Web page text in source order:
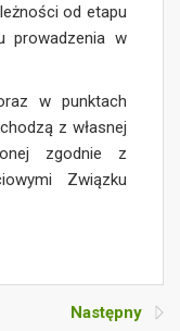
od etapu
prowadzenia w
w punktach
z własnej
zgodnie z
Związku
Następny